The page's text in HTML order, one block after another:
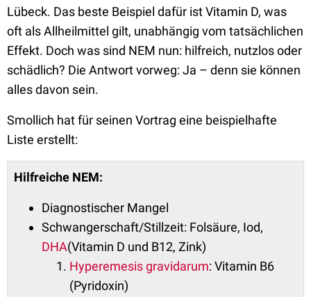
Lübeck. Das beste Beispiel dafür ist Vitamin D, was
oft als Allheilmittel gilt, unabhängig vom tatsächlichen
Effekt. Doch was sind NEM nun: hilfreich, nutzlos oder
schädlich? Die Antwort vorweg: Ja – denn sie können
alles davon sein.
Smollich hat für seinen Vortrag eine beispielhafte
Liste erstellt:
Hilfreiche NEM:
Diagnostischer Mangel
Schwangerschaft/Stillzeit: Folsäure, Iod,
DHA(Vitamin D und B12, Zink)
Hyperemesis gravidarum: Vitamin B6
(Pyridoxin)